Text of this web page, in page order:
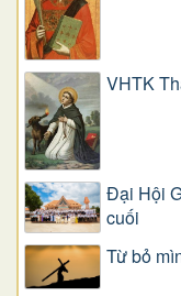
VHTK
Đại Hội
cuối
Từ bỏ